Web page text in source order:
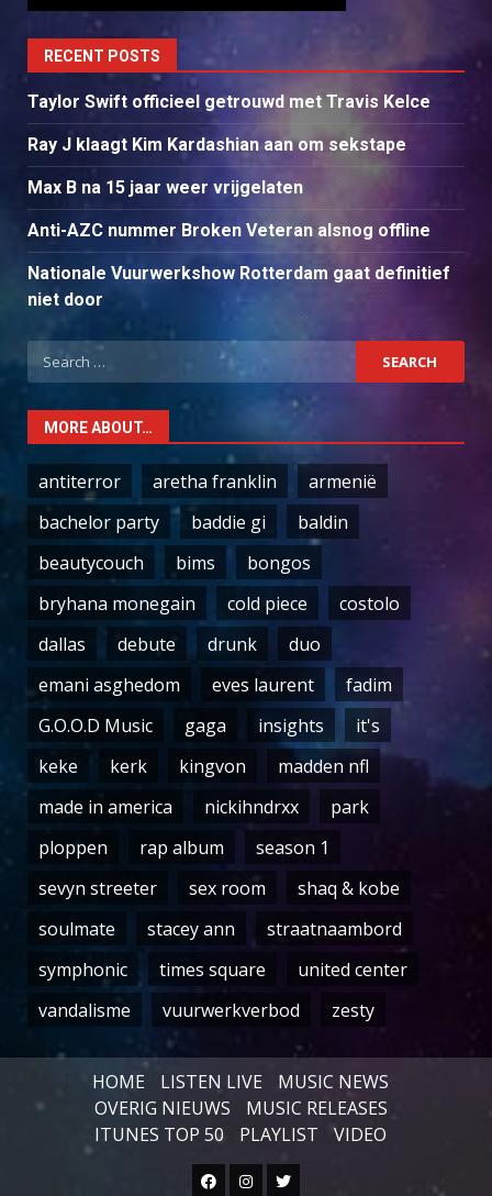
RECENT POSTS
Taylor Swift officieel getrouwd met Travis Kelce
Ray J klaagt Kim Kardashian aan om sekstape
Max B na 15 jaar weer vrijgelaten
Anti-AZC nummer Broken Veteran alsnog offline
Nationale Vuurwerkshow Rotterdam gaat definitief
niet door
Search
for:
MORE ABOUT…
antiterror aretha franklin
armenië
bachelor party
baddie gi
baldin
beautycouch
bims
bongos
bryhana monegain
cold piece
costolo
dallas
debute drunk
duo
emani asghedom
eves laurent
fadim
G.O.O.D Music
gaga insights
it's
keke
kerk kingvon
madden nfl
made in america
nickihndrxx
park
ploppen
rap album
season 1
sevyn streeter
sex room
shaq & kobe
soulmate
stacey ann
straatnaambord
symphonic
times square
united center
vandalisme
vuurwerkverbod zesty
HOME LISTEN LIVE
MUSIC NEWS
OVERIG NIEUWS
MUSIC RELEASES
ITUNES TOP 50
PLAYLIST VIDEO
Facebook
Instagram
Twitter